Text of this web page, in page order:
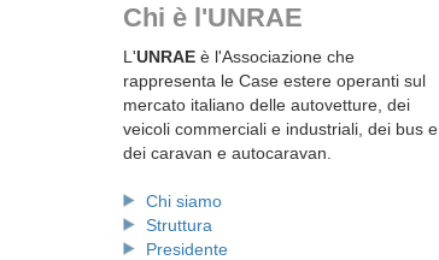
Chi è l'UNRAE
L'UNRAE è l'Associazione che
rappresenta le Case estere operanti sul
mercato italiano delle autovetture, dei
veicoli commerciali e industriali, dei bus e
dei caravan e autocaravan.
Chi siamo
Struttura
Presidente